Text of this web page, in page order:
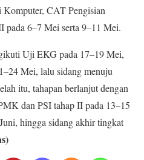
CAT Pengisian
6–7 Mei serta 9–11 Mei.
Uji EKG pada 17–19 Mei,
Mei, lalu sidang menuju
itu, tahapan berlanjut dengan
dan PSI tahap II pada 13–15
hingga sidang akhir tingkat